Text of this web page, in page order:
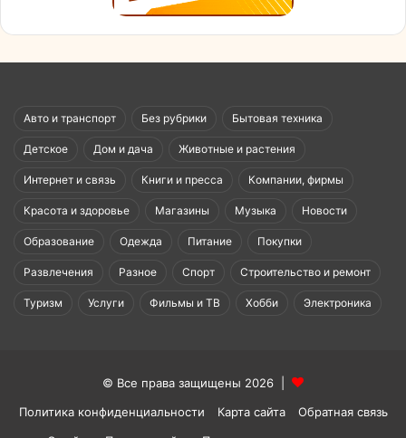
Авто и транспорт Без рубрики Бытовая техника
Детское Дом и дача Животные и растения
Интернет и связь Книги и пресса Компании, фирмы
Красота и здоровье Магазины Музыка Новости
Образование Одежда Питание Покупки
Развлечения Разное Спорт Строительство и ремонт
Туризм Услуги Фильмы и ТВ Хобби Электроника
© Все права защищены 2026 |
Политика конфиденциальности
Карта сайта
Обратная связь